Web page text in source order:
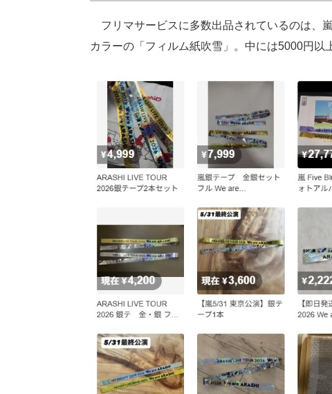
フリマサービスに多数出品されているのは、
カラーの「フィルム紙吹雪」。中には5000円以